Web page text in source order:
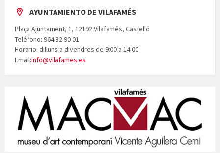
AYUNTAMIENTO DE VILAFAMÉS
Plaça Ajuntament, 1, 12192 Vilafamés, Castelló
Teléfono: 964 32 90 01
Horario: dilluns a divendres de 9:00 a 14:00
Email:info@vilafames.es